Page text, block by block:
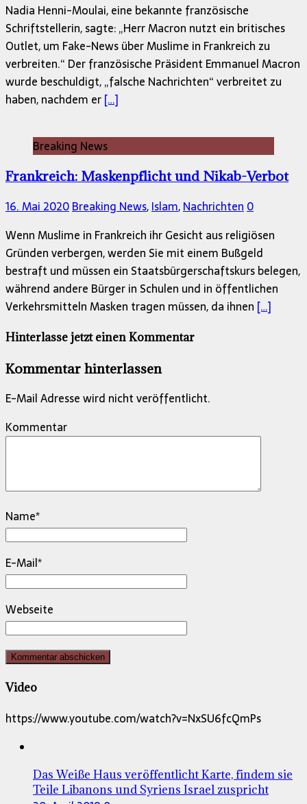
Nadia Henni-Moulai, eine bekannte französische
Schriftstellerin, sagte: „Herr Macron nutzt ein britisches
Outlet, um Fake-News über Muslime in Frankreich zu
verbreiten.“ Der französische Präsident Emmanuel Macron
wurde beschuldigt, „falsche Nachrichten“ verbreitet zu
haben, nachdem er[…]
Breaking News
Frankreich: Maskenpflicht und Nikab-Verbot
16. Mai 2020Breaking News,Islam,Nachrichten 0
Wenn Muslime in Frankreich ihr Gesicht aus religiösen
Gründen verbergen, werden Sie mit einem Bußgeld
bestraft und müssen ein Staatsbürgerschaftskurs belegen,
während andere Bürger in Schulen und in öffentlichen
Verkehrsmitteln Masken tragen müssen, da ihnen […]
Hinterlasse jetzt einen Kommentar
Kommentar hinterlassen
E-Mail Adresse wird nicht veröffentlicht.
Kommentar
Name*
E-Mail*
Webseite
Video
https://www.youtube.com/watch?v=NxSU6fcQmPs
Das Weiße Haus veröffentlicht Karte, findem sie
Teile Libanons und Syriens Israel zuspricht